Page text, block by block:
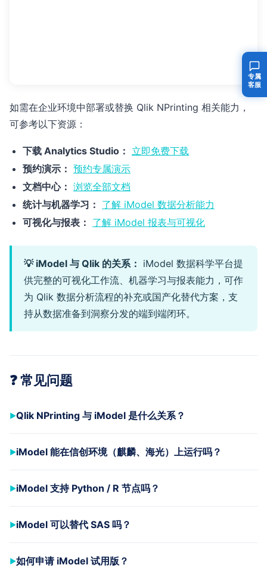
如需在企业环境中部署或替换 Qlik NPrinting 相关能力，
可参考以下资源：
下载 Analytics Studio： 立即免费下载
预约演示： 预约专属演示
文档中心： 浏览全部文档
统计与机器学习： 了解 iModel 数据分析能力
可视化与报表： 了解 iModel 报表与可视化
💡 iModel 与 Qlik 的关系： iModel 数据科学平台提
供完整的可视化工作流、机器学习与报表能力，可作
为 Qlik 数据分析流程的补充或国产化替代方案，支
持从数据准备到洞察分发的端到端闭环。
❓ 常见问题
Qlik NPrinting 与 iModel 是什么关系？
iModel 能在信创环境（麒麟、海光）上运行吗？
iModel 支持 Python / R 节点吗？
iModel 可以替代 SAS 吗？
如何申请 iModel 试用版？
专属
客服